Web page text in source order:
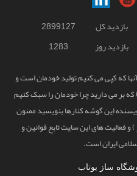
بازدید کل
2899127
بازدید روز 1283
که کپی می کنیم تولید خودمان است و
بر می دارید چرا خودمان را سبک کنیم
این گوشه کنارها بنویسید ممنون
فعالیت های این سایت تابع قوانین و
ایران است.
ساز یوتاب